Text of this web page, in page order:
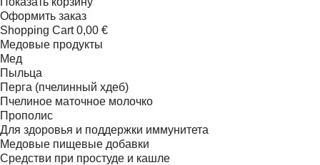
Оформить заказ
Shopping Cart 0,00 €
Медовые продукты
Meд
Пыльца
Перга (пчелинный хдеб)
Пчелиное маточное молочко
Прополис
Для здоровья и поддержки иммунитета
Mедовые пищевые добавки
Средстви при простуде и кашле